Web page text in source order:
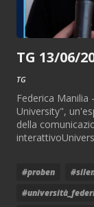
TG 13/06/
TG
Federica Manilia
University",
della
#proben